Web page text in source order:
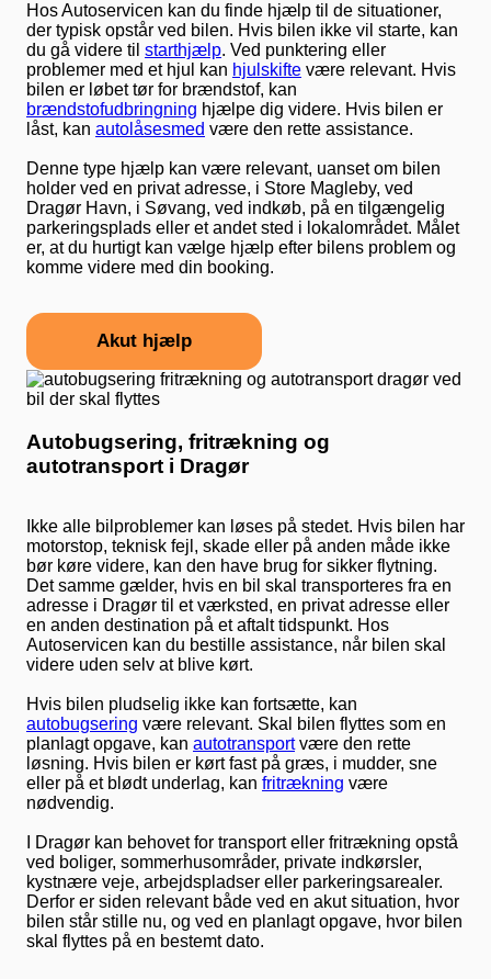
Hos Autoservicen kan du finde hjælp til de situationer,
der typisk opstår ved bilen. Hvis bilen ikke vil starte, kan
du gå videre til starthjælp. Ved punktering eller
problemer med et hjul kan hjulskifte være relevant. Hvis
bilen er løbet tør for brændstof, kan
brændstofudbringning hjælpe dig videre. Hvis bilen er
låst, kan autolåsesmed være den rette assistance.
Denne type hjælp kan være relevant, uanset om bilen
holder ved en privat adresse, i Store Magleby, ved
Dragør Havn, i Søvang, ved indkøb, på en tilgængelig
parkeringsplads eller et andet sted i lokalområdet. Målet
er, at du hurtigt kan vælge hjælp efter bilens problem og
komme videre med din booking.
Akut hjælp
Autobugsering, fritrækning og
autotransport i Dragør
Ikke alle bilproblemer kan løses på stedet. Hvis bilen har
motorstop, teknisk fejl, skade eller på anden måde ikke
bør køre videre, kan den have brug for sikker flytning.
Det samme gælder, hvis en bil skal transporteres fra en
adresse i Dragør til et værksted, en privat adresse eller
en anden destination på et aftalt tidspunkt. Hos
Autoservicen kan du bestille assistance, når bilen skal
videre uden selv at blive kørt.
Hvis bilen pludselig ikke kan fortsætte, kan
autobugsering være relevant. Skal bilen flyttes som en
planlagt opgave, kan autotransportvære den rette
løsning. Hvis bilen er kørt fast på græs, i mudder, sne
eller på et blødt underlag, kan fritrækning være
nødvendig.
I Dragør kan behovet for transport eller fritrækning opstå
ved boliger, sommerhusområder, private indkørsler,
kystnære veje, arbejdspladser eller parkeringsarealer.
Derfor er siden relevant både ved en akut situation, hvor
bilen står stille nu, og ved en planlagt opgave, hvor bilen
skal flyttes på en bestemt dato.